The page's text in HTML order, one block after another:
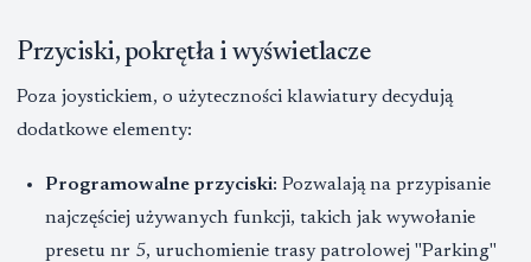
Przyciski, pokrętła i wyświetlacze
Poza joystickiem, o użyteczności klawiatury decydują
dodatkowe elementy:
Programowalne przyciski: Pozwalają na przypisanie
najczęściej używanych funkcji, takich jak wywołanie
presetu nr 5, uruchomienie trasy patrolowej "Parking"